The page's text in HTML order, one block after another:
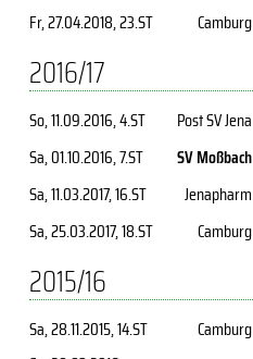
Fr, 27.04.2018, 23.ST Camburg
2016/17
So, 11.09.2016, 4.ST Post SV Jena
Sa, 01.10.2016, 7.ST SV Moßbach
Sa, 11.03.2017, 16.ST Jenapharm
Sa, 25.03.2017, 18.ST Camburg
2015/16
Sa, 28.11.2015, 14.ST Camburg